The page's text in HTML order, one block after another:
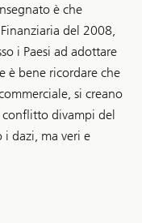
è che
del 2008,
i Paesi ad adottare
è bene ricordare che
si creano
divampi del
dazi, ma veri e